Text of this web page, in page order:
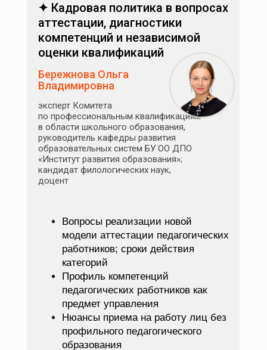
✦ Кадровая политика в вопросах
аттестации, диагностики
компетенций и независимой
оценки квалификаций
Бережнова Ольга
Владимировна
эксперт Комитета
по профессиональным квалификациям
в области школьного образования,
руководитель кафедры развития
образовательных систем БУ ОО ДПО
«Институт развития образования»;
кандидат филологических наук,
доцент
Вопросы реализации новой
модели аттестации педагогических
работников; сроки действия
категорий
Профиль компетенций
педагогических работников как
предмет управления
Нюансы приема на работу лиц без
профильного педагогического
образования